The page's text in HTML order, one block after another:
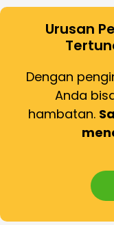
Urusan
Dengan
Anda
hambatan.